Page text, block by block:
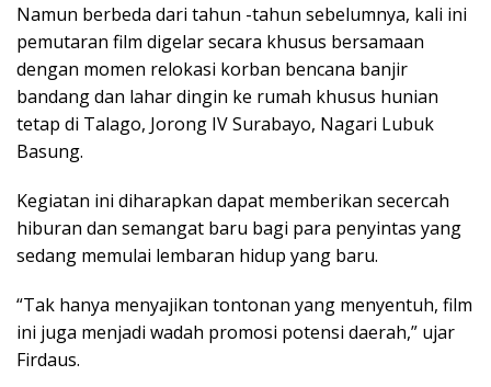
Namun berbeda dari tahun -tahun sebelumnya, kali ini
pemutaran film digelar secara khusus bersamaan
dengan momen relokasi korban bencana banjir
bandang dan lahar dingin ke rumah khusus hunian
tetap di Talago, Jorong IV Surabayo, Nagari Lubuk
Basung.
Kegiatan ini diharapkan dapat memberikan secercah
hiburan dan semangat baru bagi para penyintas yang
sedang memulai lembaran hidup yang baru.
“Tak hanya menyajikan tontonan yang menyentuh, film
ini juga menjadi wadah promosi potensi daerah,” ujar
Firdaus.